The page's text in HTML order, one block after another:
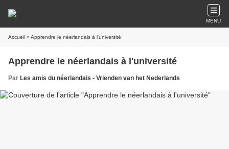
MENU
Accueil » Apprendre le néerlandais à l'université
Apprendre le néerlandais à l'université
Par Les amis du néerlandais - Vrienden van het Nederlands